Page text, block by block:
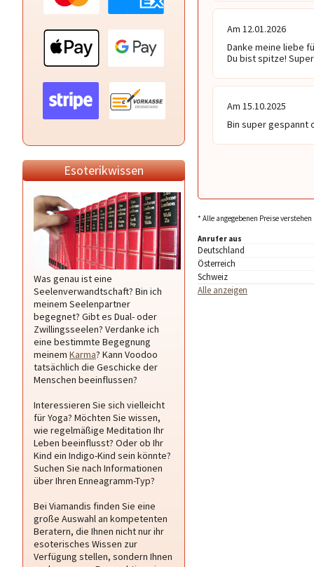
Esoterikwissen
Was genau ist eine
Seelenverwandtschaft? Bin ich
meinem Seelenpartner
begegnet? Gibt es Dual- oder
Zwillingsseelen? Verdanke ich
eine bestimmte Begegnung
meinem Karma? Kann Voodoo
tatsächlich die Geschicke der
Menschen beeinflussen?
Interessieren Sie sich vielleicht
für Yoga? Möchten Sie wissen,
wie regelmäßige Meditation Ihr
Leben beeinflusst? Oder ob Ihr
Kind ein Indigo-Kind sein könnte?
Suchen Sie nach Informationen
über Ihren Enneagramm-Typ?
Bei Viamandis finden Sie eine
große Auswahl an kompetenten
Beratern, die Ihnen nicht nur ihr
esoterisches Wissen zur
Verfügung stellen, sondern Ihnen
Am 12.01.2026
Danke meine liebe
Du bist spitze!
Am 15.10.2025
Bin super gespannt
* Alle angegebenen Preise
Anrufer aus
Deutschland
Österreich
Schweiz
Alle anzeigen